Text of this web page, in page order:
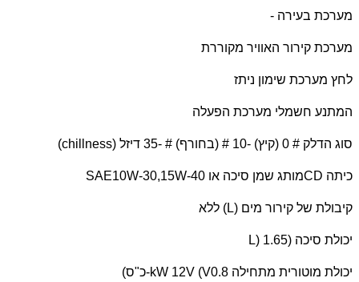
מערכת בעירה -
מערכת קירור האוויר מקוררת
לחץ מערכת שימון ניתז
המתנע חשמלי מערכת הפעלה
סוג הדלק # 0 (קיץ) -10 # (בחורף) # -35 דיזל ( chillness
)
כיתה CDמותג שמן סיכה או SAE10W-30,15W-40
קיבולת של קירור מים (L) ללא
יכולת סיכה (L) 1.65
יכולת מוטורית מתחילה 0.8 kW 12V (V-כ"ס)